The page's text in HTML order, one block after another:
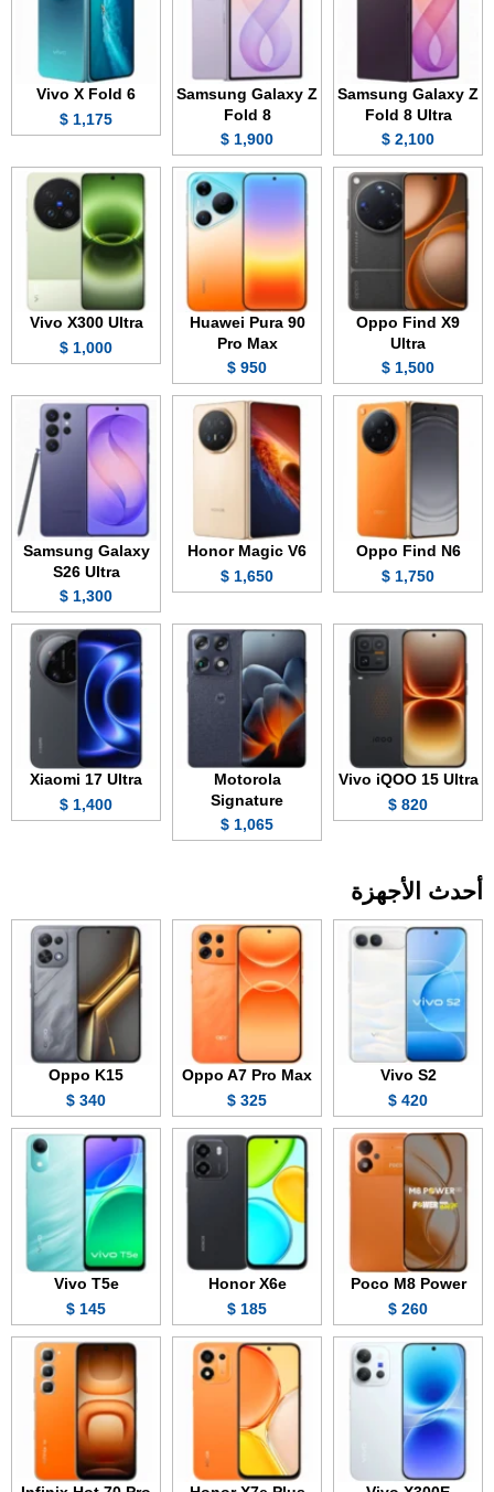
Samsung Galaxy Z
Fold 8 Ultra
2,100 $
Samsung Galaxy Z
Fold 8
1,900 $
Vivo X Fold 6
1,175 $
Oppo Find X9
Ultra
1,500 $
Huawei Pura 90
Pro Max
950 $
Vivo X300 Ultra
1,000 $
Oppo Find N6
1,750 $
Honor Magic V6
1,650 $
Samsung Galaxy
S26 Ultra
1,300 $
Vivo iQOO 15 Ultra
820 $
Motorola
Signature
1,065 $
Xiaomi 17 Ultra
1,400 $
أحدث الأجهزة
Vivo S2
420 $
Oppo A7 Pro Max
325 $
Oppo K15
340 $
Poco M8 Power
260 $
Honor X6e
185 $
Vivo T5e
145 $